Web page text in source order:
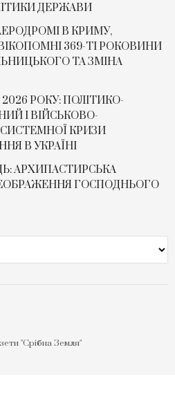
ДЕРЖАВИ
В КРИМУ,
369-ТІ РОКОВИНИ
ТА ЗМІНА
РОКУ: ПОЛІТИКО-
І ВІЙСЬКОВО-
СИСТЕМНОЇ КРИЗИ
В УКРАЇНІ
АРХИПАСТИРСЬКА
ГОСПОДНЬОГО
"Срібна Земля"